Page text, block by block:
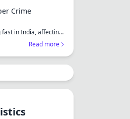
Crime
in India, affecting
Read more